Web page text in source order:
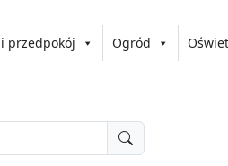
przedpokój Ogród